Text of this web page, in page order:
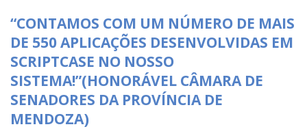
“CONTAMOS COM UM NÚMERO DE MAIS
DE 550 APLICAÇÕES DESENVOLVIDAS EM
SCRIPTCASE NO NOSSO
SISTEMA!”(HONORÁVEL CÂMARA DE
SENADORES DA PROVÍNCIA DE
MENDOZA)